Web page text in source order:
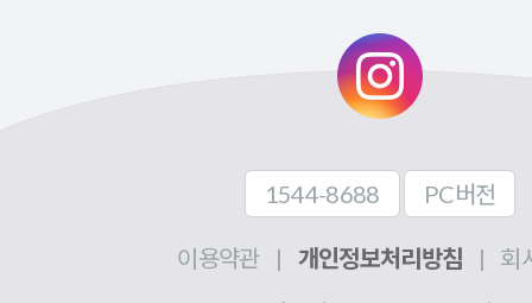
1544-8688 PC버전
이용약관 | 개인정보처리방침 |
회